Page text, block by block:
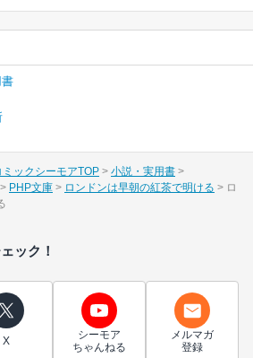
ックシーモアTOP
小説・実用書
PHP文庫 ロンドンは早朝の紅茶で明ける
ロ
ック！
X
シーモア
ちゃんねる
メルマガ
登録